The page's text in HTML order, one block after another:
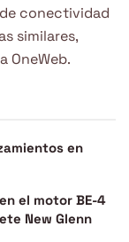
conectividad
similares,
OneWeb.
en
el motor BE-4
New Glenn